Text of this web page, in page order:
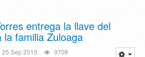
entrega la llave del
la familia Zuloaga
25 Sep 2015 9708